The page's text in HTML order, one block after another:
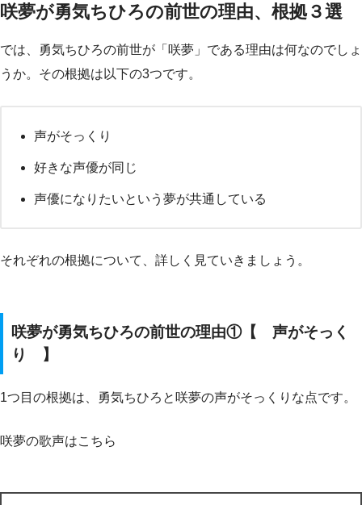
咲夢が勇気ちひろの前世の理由、根拠３選
では、勇気ちひろの前世が「咲夢」である理由は何なのでしょ
うか。その根拠は以下の3つです。
声がそっくり
好きな声優が同じ
声優になりたいという夢が共通している
それぞれの根拠について、詳しく見ていきましょう。
咲夢が勇気ちひろの前世の理由①【 声がそっく
り 】
1つ目の根拠は、勇気ちひろと咲夢の声がそっくりな点です。
咲夢の歌声はこちら